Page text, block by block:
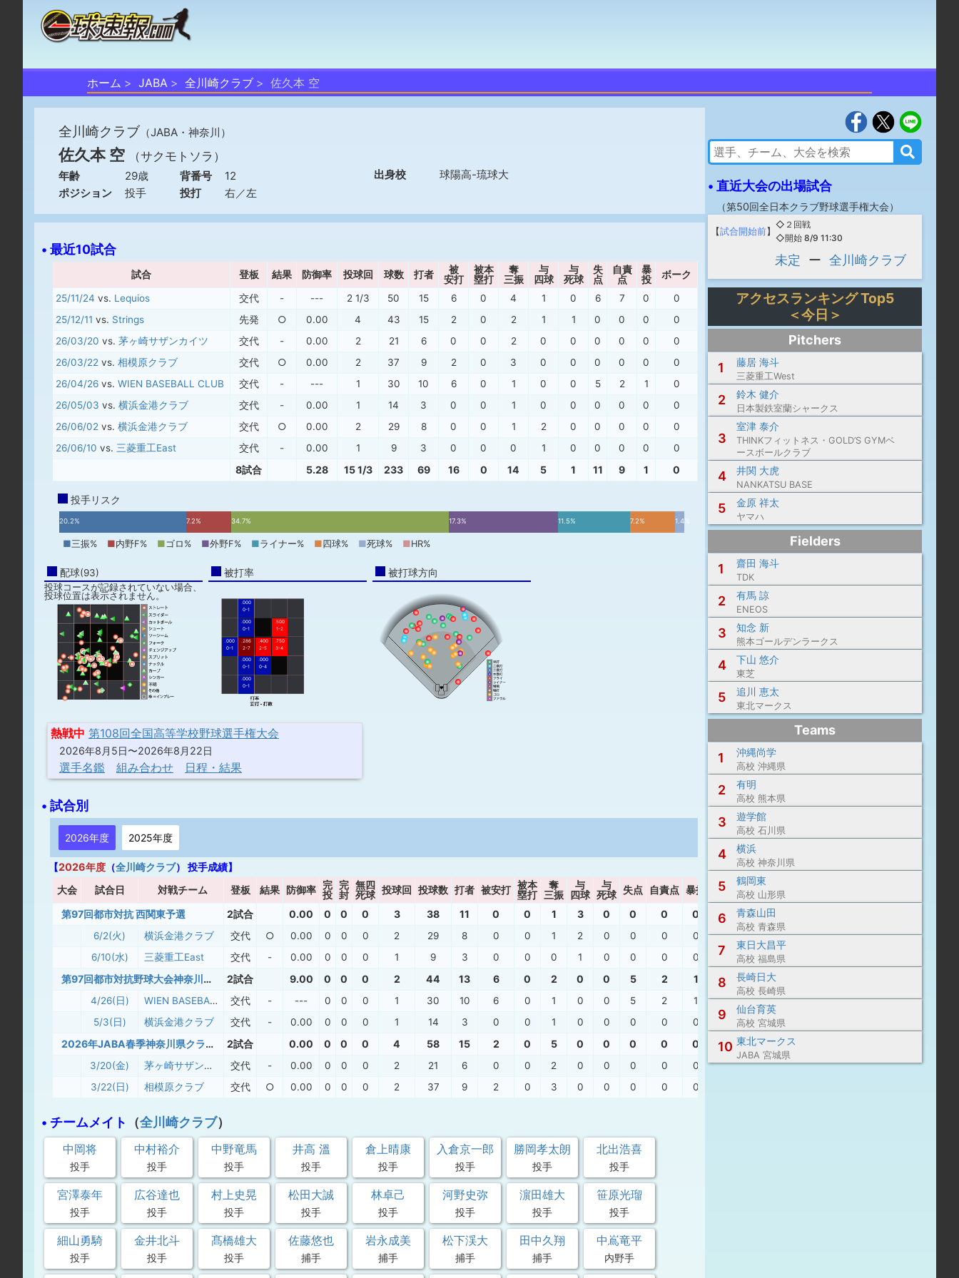
ホーム JABA 全川崎クラブ 佐久本 空
全川崎クラブ （JABA・神奈川）
佐久本 空 （サクモトソラ）
年齢 29歳 背番号
12
ポジション
投手 投打 右／左
出身校 球陽高-琉球大
• 最近10試合
試合 登板 結果 防御率 投球回 球数 打者
被
安打
被本
塁打
奪
三振
与
四球
与
死球
失
点
自責
点
暴
投
ボーク
25/11/24 vs. Lequios 交代 - --- 2 1/3 50 15 6 0 4 1 0 6 7 0
0
25/12/11 vs. Strings 先発 ○ 0.00 4 43 15 2 0 2 1 1 0 0 0
0
26/03/20 vs. 茅ヶ崎サザンカイツ 交代 - 0.00 2 21 6 0 0 2 0 0 0 0 0
0
26/03/22 vs. 相模原クラブ 交代 ○ 0.00 2 37 9 2 0 3 0 0 0 0 0
0
26/04/26 vs. WIEN BASEBALL CLUB 交代 - --- 1 30 10 6 0 1 0 0 5 2 1
0
26/05/03 vs. 横浜金港クラブ 交代 - 0.00 1 14 3 0 0 1 0 0 0 0 0
0
26/06/02 vs. 横浜金港クラブ 交代 ○ 0.00 2 29 8 0 0 1 2 0 0 0 0
0
26/06/10 vs. 三菱重工East 交代 - 0.00 1 9 3 0 0 0 1 0 0 0 0 0
8試合 5.28 15 1/3 233 69 16 0 14 5 1 11 9 1 0
投手リスク
20.2% 7.2% 34.7% 17.3% 11.5% 7.2% 1.4%
■三振% ■内野F% ■ゴロ% ■外野F% ■ライナー% ■ 四球% ■死球% ■HR%
配球(93)
投球コースが記録されていない場合、
投球位置は表示されません。
被打率
.000
0-1
.000
0-1
.500
1-2
.000
0-1
.286
2-7
.400
2-5
.750
3-4
.000
0-1
.000
0-4
.000
0-1
被打球方向
熱戦中 第108回全国高等学校野球選手権大会
2026年8月5日〜2026年8月22日
選手名鑑 組み合わせ 日程・結果
• 試合別
2026年度 2025年度
【2026年度 （全川崎クラブ） 投手成績】
大会 試合日 対戦チーム 登板 結果 防御率
完
投
完
封
無四
死球 投球回 投球数 打者 被安打 被本
塁打
奪
三振
与
四球
与
死球
失点 自責点 暴投 ボーク WHIP
第97回都市対抗 西関東予選 2試合 0.00 0 0 0 3 38 11 0 0 1 3 0 0 0 0 0 1.00
6/2(火) 横浜金港クラブ 交代 ○ 0.00 0 0 0 2 29 8 0 0 1 2 0 0 0 0 0
1.00
6/10(水)
三菱重工East 交代 - 0.00 0 0 0 1 9 3 0 0 0 1 0 0 0 0 1.00
第97回都市対抗野球大会神奈川県1次予選 兼 第50回全日本クラブ選手権大会神奈川県予選 2試合 9.00 0 0 0 2 44 13 6 0 2 0 0 5 2 1 0 3.00
4/26(日) WIEN BASEBALL CLUB 交代 - --- 0 0 0 1 30 10 6 0 1 0 0 5 2 1 0
6.00
5/3(日)
横浜金港クラブ 交代 - 0.00 0 0 0 1 14 3 0 0 1 0 0 0 0 0 0 0.00
2026年JABA春季神奈川県クラブ大会 2試合 0.00 0 0 0 4 58 15 2 0 5 0 0 0 0 0 0 0.50
3/20(金) 茅ヶ崎サザンカイツ 交代 - 0.00 0 0 0 2 21 6 0 0 2 0 0 0 0 0 0
0.00
3/22(日)
相模原クラブ 交代 ○ 0.00 0 0 0 2 37 9 2 0 3 0 0 0 0 0
• チームメイト （全川崎クラブ）
中岡将
投手
中村裕介
投手
中野竜馬
投手
井高 溫
投手
倉上晴康
投手
入倉京一郎
投手
勝岡孝太朗
投手
北出浩喜
投手
宮澤泰年
投手
広谷達也
投手
村上史晃
投手
松田大誠
投手
林卓己
投手
河野史弥
投手
濵田雄大
投手
笹原光瑠
投手
細山勇騎
投手
金井北斗
投手
髙橋雄大
投手
佐藤悠也
捕手
岩永成美
捕手
松下渓大
捕手
田中久翔
捕手
中嶌竜平
内野手
• 直近大会の出場試合
（第50回全日本クラブ野球選手権大会）
【試合開始前】
◇２回戦
◇開始 8/9 11:30
未定 ー 全川崎クラブ
アクセスランキング Top5
＜今日＞
Pitchers
1
藤居 海斗
三菱重工West
2 鈴木 健介
日本製鉄室蘭シャークス
3
室津 泰介
THINKフィットネス・GOLD’S GYMベ
ースボールクラブ
4 井関 大虎
NANKATSU BASE
5 金原 祥太
ヤマハ
Fielders
1
齋田 海斗
TDK
2 有馬 諒
ENEOS
3 知念 新
熊本ゴールデンラークス
4 下山 悠介
東芝
5 追川 恵太
東北マークス
Teams
1
沖縄尚学
高校 沖縄県
2 有明
高校 熊本県
3 遊学館
高校 石川県
4 横浜
高校 神奈川県
5 鶴岡東
高校 山形県
6 青森山田
高校 青森県
7 東日大昌平
高校 福島県
8 長崎日大
高校 長崎県
9 仙台育英
高校 宮城県
10 東北マークス
JABA 宮城県